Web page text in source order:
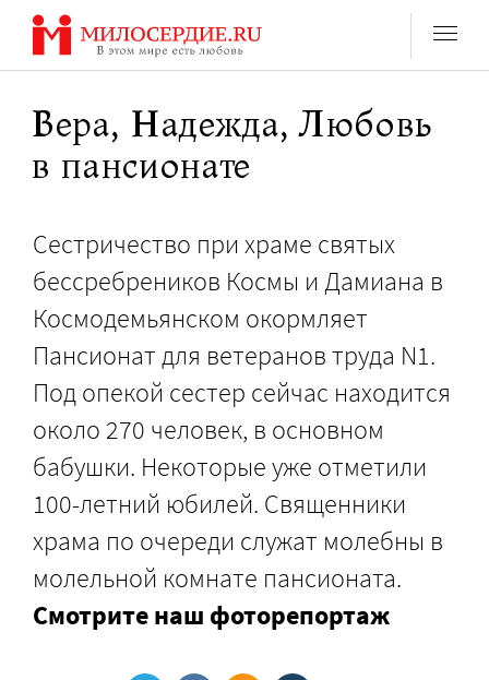
Перейти
содержанию
Вера, Надежда, Любовь
в пансионате
Сестричество при храме святых
бессребреников Космы и Дамиана в
Космодемьянском окормляет
Пансионат для ветеранов труда N1.
Под опекой сестер сейчас находится
около 270 человек, в основном
бабушки. Некоторые уже отметили
100-летний юбилей. Священники
храма по очереди служат молебны в
молельной комнате пансионата.
Смотрите наш фоторепортаж